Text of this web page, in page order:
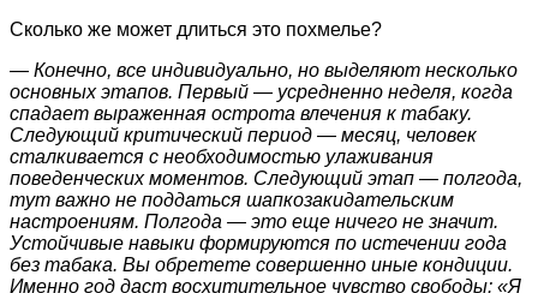
Сколько же может длиться это похмелье?
— Конечно, все индивидуально, но выделяют несколько
основных этапов. Первый — усредненно неделя, когда
спадает выраженная острота влечения к табаку.
Следующий критический период — месяц, человек
сталкивается с необходимостью улаживания
поведенческих моментов. Следующий этап — полгода,
тут важно не поддаться шапкозакидательским
настроениям. Полгода — это еще ничего не значит.
Устойчивые навыки формируются по истечении года
без табака. Вы обретете совершенно иные кондиции.
Именно год даст восхитительное чувство свободы: «Я